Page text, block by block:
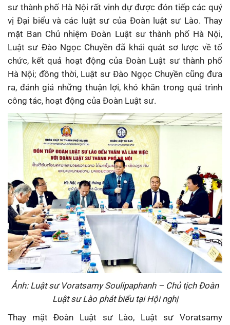
sư thành phố Hà Nội rất vinh dự được đón tiếp các quý
vị Đại biểu và các luật sư của Đoàn luật sư Lào. Thay
mặt Ban Chủ nhiệm Đoàn Luật sư thành phố Hà Nội,
Luật sư Đào Ngọc Chuyền đã khái quát sơ lược về tổ
chức, kết quả hoạt động của Đoàn Luật sư thành phố
Hà Nội; đồng thời, Luật sư Đào Ngọc Chuyền cũng đưa
ra, đánh giá những thuận lợi, khó khăn trong quá trình
công tác, hoạt động của Đoàn Luật sư.
Ảnh: Luật sư Voratsamy Soulipaphanh – Chủ tịch Đoàn
Luật sư Lào phát biểu tại Hội nghị
Thay mặt Đoàn Luật sư Lào, Luật sư Voratsamy